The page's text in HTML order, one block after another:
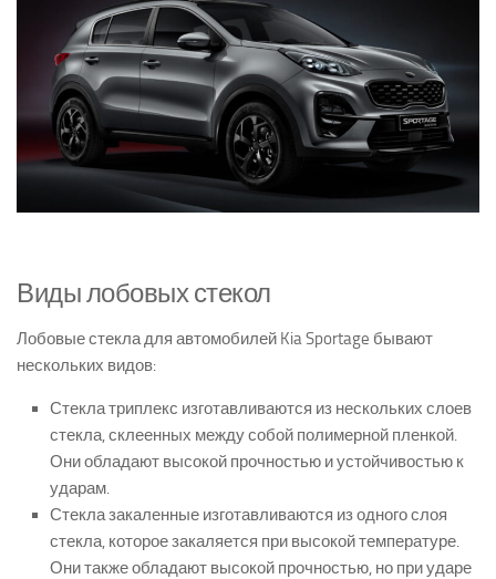
Виды лобовых стекол
Лобовые стекла для автомобилей Kia Sportage бывают
нескольких видов:
Стекла триплекс изготавливаются из нескольких слоев
стекла, склеенных между собой полимерной пленкой.
Они обладают высокой прочностью и устойчивостью к
ударам.
Стекла закаленные изготавливаются из одного слоя
стекла, которое закаляется при высокой температуре.
Они также обладают высокой прочностью, но при ударе